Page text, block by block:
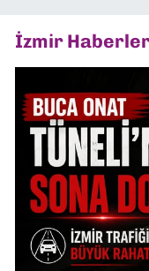
İzmir